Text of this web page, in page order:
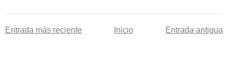
Entrada más reciente Entrada antigua
Inicio